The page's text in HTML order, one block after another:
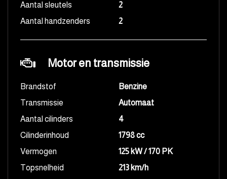
Aantal sleutels
2
Aantal handzenders
2
Motor en transmissie
Brandstof
Benzine
Transmissie
Automaat
Aantal cilinders
4
Cilinderinhoud
1798 cc
Vermogen
125 kW / 170 PK
Topsnelheid
213 km/h